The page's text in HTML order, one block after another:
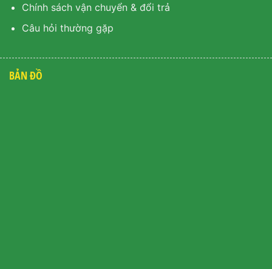
Chính sách vận chuyển & đổi trả
Câu hỏi thường gặp
BẢN ĐỒ